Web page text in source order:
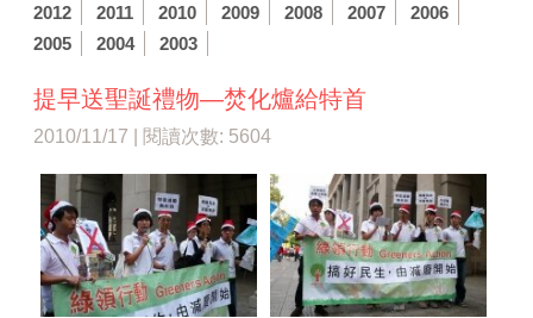
2012
2011 2010 2009 2008 2007
2006
2005
2004 2003
提早送聖誕禮物—焚化爐給特首
2010/11/17 | 閱讀次數: 5604